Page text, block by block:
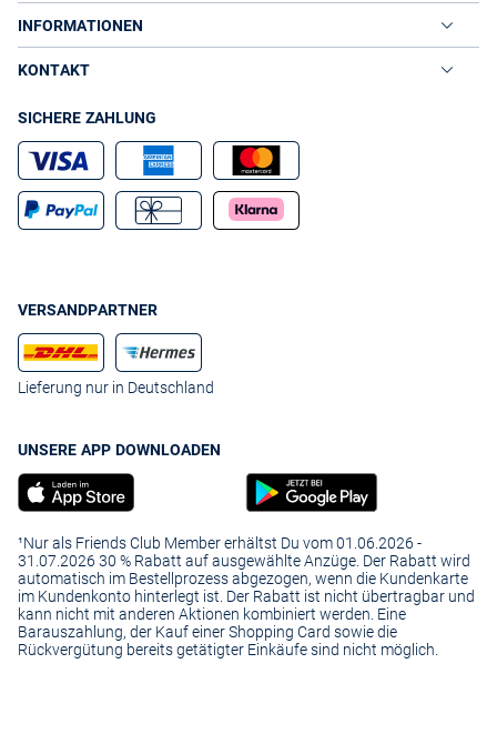
INFORMATIONEN
KONTAKT
SICHERE ZAHLUNG
VERSANDPARTNER
Lieferung nur in Deutschland
UNSERE APP DOWNLOADEN
¹Nur als Friends Club Member erhältst Du vom 01.06.2026 -
31.07.2026 30 % Rabatt auf ausgewählte Anzüge. Der Rabatt wird
automatisch im Bestellprozess abgezogen, wenn die Kundenkarte
im Kundenkonto hinterlegt ist. Der Rabatt ist nicht übertragbar und
kann nicht mit anderen Aktionen kombiniert werden. Eine
Barauszahlung, der Kauf einer Shopping Card sowie die
Rückvergütung bereits getätigter Einkäufe sind nicht möglich.